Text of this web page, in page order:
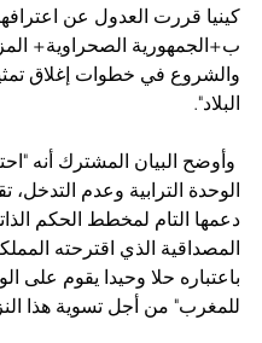
كينيا قررت العدول عن
ب+الجمهورية الصحراوية+
والشروع في خطوات إغلاق
البلاد".
وأوضح البيان المشترك أنه
الوحدة الترابية وعدم التدخل،
دعمها التام لمخطط الحكم
المصداقية الذي اقترحته
باعتباره حلا وحيدا يقوم على
للمغرب" من أجل تسوية هذا